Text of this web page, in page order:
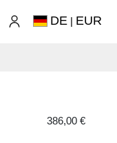
DE | EUR
386,00 €